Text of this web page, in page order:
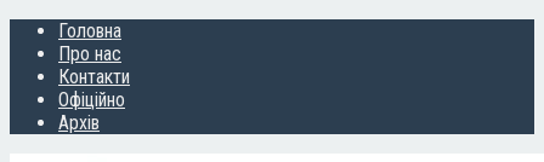
Головна
Про нас
Контакти
Офіційно
Архів